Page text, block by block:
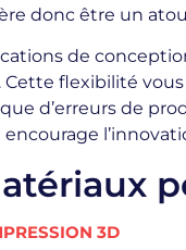
donc être un
de
flexibilité
d’erreurs de
3D